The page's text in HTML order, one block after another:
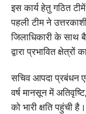
इस कार्य हेतु गठित
पहली टीम ने
जिलाधिकारी के साथ
द्वारा प्रभावित
सचिव आपदा प्रबंधन
वर्ष मानसून में
को भारी क्षति पहुंची